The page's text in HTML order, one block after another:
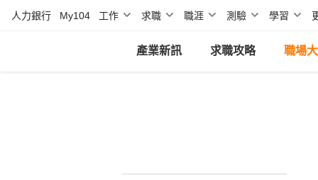
人力銀行 My104 工作 求職 職涯 測驗 學習
產業新訊 求職攻略 職場